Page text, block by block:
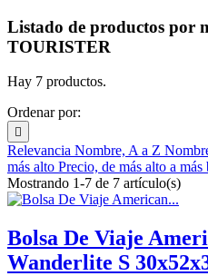
Listado de productos por
TOURISTER
Hay 7 productos.
Ordenar por:

Relevancia Nombre, A a Z
más alto Precio, de más alto a más
Mostrando 1-7 de 7 artículo(s)
Bolsa De Viaje
Wanderlite S